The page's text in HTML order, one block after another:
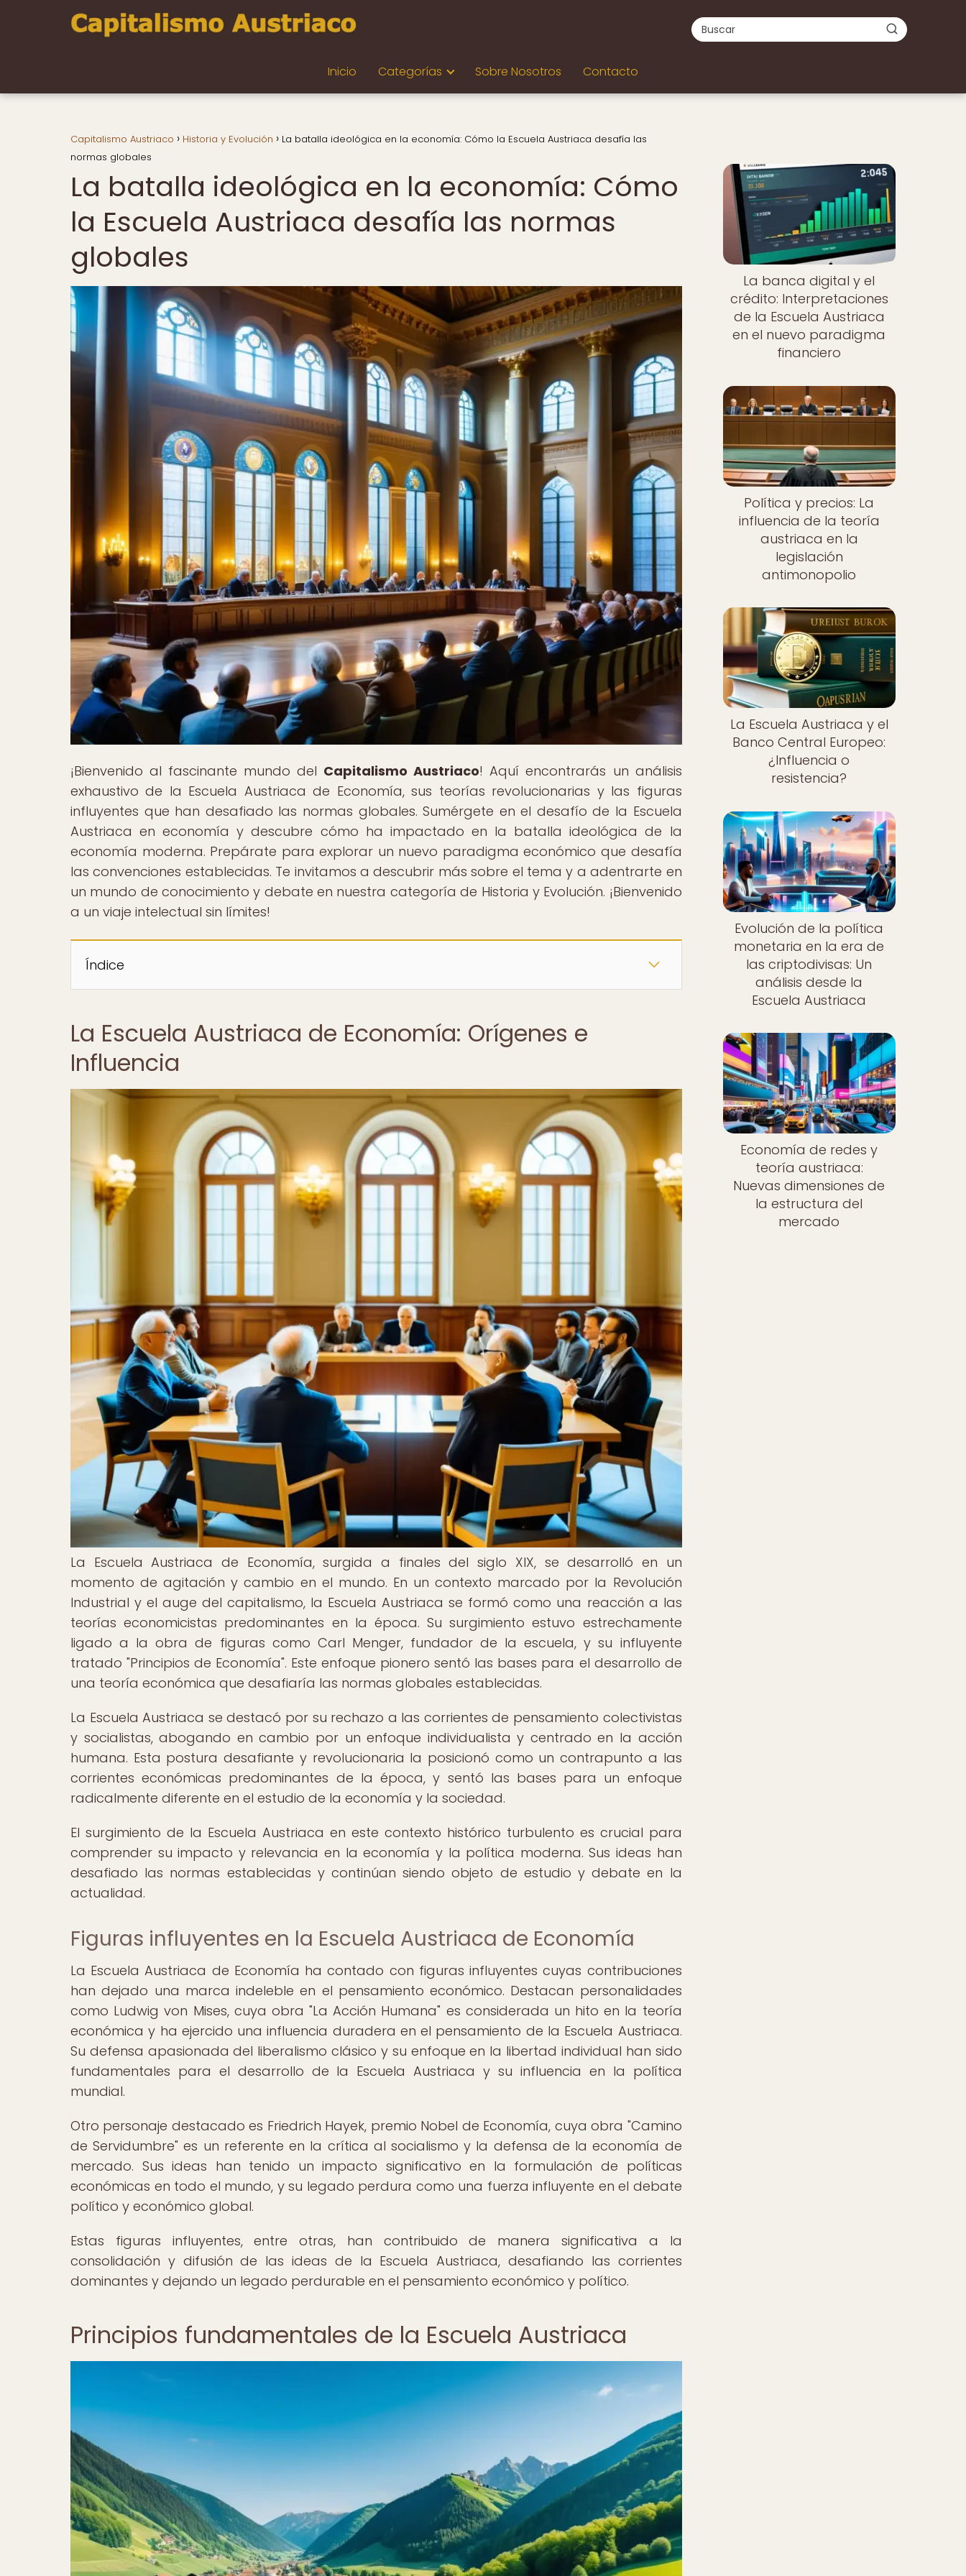
Inicio Categorías Sobre Nosotros Contacto
Capitalismo Austriaco Historia y Evolución
La batalla ideológica en la economía: Cómo la Escuela Austriaca desafía las
normas globales
La batalla ideológica en la economía: Cómo
la Escuela Austriaca desafía las normas
globales
¡Bienvenido al fascinante mundo del Capitalismo Austriaco! Aquí encontrarás un análisis
exhaustivo de la Escuela Austriaca de Economía, sus teorías revolucionarias y las figuras
influyentes que han desafiado las normas globales. Sumérgete en el desafío de la Escuela
Austriaca en economía y descubre cómo ha impactado en la batalla ideológica de la
economía moderna. Prepárate para explorar un nuevo paradigma económico que desafía
las convenciones establecidas. Te invitamos a descubrir más sobre el tema y a adentrarte en
un mundo de conocimiento y debate en nuestra categoría de Historia y Evolución. ¡Bienvenido
a un viaje intelectual sin límites!
Índice
La Escuela Austriaca de Economía: Orígenes e
Influencia
La Escuela Austriaca de Economía, surgida a finales del siglo XIX, se desarrolló en un
momento de agitación y cambio en el mundo. En un contexto marcado por la Revolución
Industrial y el auge del capitalismo, la Escuela Austriaca se formó como una reacción a las
teorías economicistas predominantes en la época. Su surgimiento estuvo estrechamente
ligado a la obra de figuras como Carl Menger, fundador de la escuela, y su influyente
tratado "Principios de Economía". Este enfoque pionero sentó las bases para el desarrollo de
una teoría económica que desafiaría las normas globales establecidas.
La Escuela Austriaca se destacó por su rechazo a las corrientes de pensamiento colectivistas
y socialistas, abogando en cambio por un enfoque individualista y centrado en la acción
humana. Esta postura desafiante y revolucionaria la posicionó como un contrapunto a las
corrientes económicas predominantes de la época, y sentó las bases para un enfoque
radicalmente diferente en el estudio de la economía y la sociedad.
El surgimiento de la Escuela Austriaca en este contexto histórico turbulento es crucial para
comprender su impacto y relevancia en la economía y la política moderna. Sus ideas han
desafiado las normas establecidas y continúan siendo objeto de estudio y debate en la
actualidad.
Figuras influyentes en la Escuela Austriaca de Economía
La Escuela Austriaca de Economía ha contado con figuras influyentes cuyas contribuciones
han dejado una marca indeleble en el pensamiento económico. Destacan personalidades
como Ludwig von Mises, cuya obra "La Acción Humana" es considerada un hito en la teoría
económica y ha ejercido una influencia duradera en el pensamiento de la Escuela Austriaca.
Su defensa apasionada del liberalismo clásico y su enfoque en la libertad individual han sido
fundamentales para el desarrollo de la Escuela Austriaca y su influencia en la política
mundial.
Otro personaje destacado es Friedrich Hayek, premio Nobel de Economía, cuya obra "Camino
de Servidumbre" es un referente en la crítica al socialismo y la defensa de la economía de
mercado. Sus ideas han tenido un impacto significativo en la formulación de políticas
económicas en todo el mundo, y su legado perdura como una fuerza influyente en el debate
político y económico global.
Estas figuras influyentes, entre otras, han contribuido de manera significativa a la
consolidación y difusión de las ideas de la Escuela Austriaca, desafiando las corrientes
dominantes y dejando un legado perdurable en el pensamiento económico y político.
Principios fundamentales de la Escuela Austriaca
Nuevo
La banca digital y el
crédito: Interpretaciones
de la Escuela Austriaca
en el nuevo paradigma
financiero
Política y precios: La
influencia de la teoría
austriaca en la
legislación
antimonopolio
La Escuela Austriaca y el
Banco Central Europeo:
¿Influencia o
resistencia?
Evolución de la política
monetaria en la era de
las criptodivisas: Un
análisis desde la
Escuela Austriaca
Economía de redes y
teoría austriaca:
Nuevas dimensiones de
la estructura del
mercado